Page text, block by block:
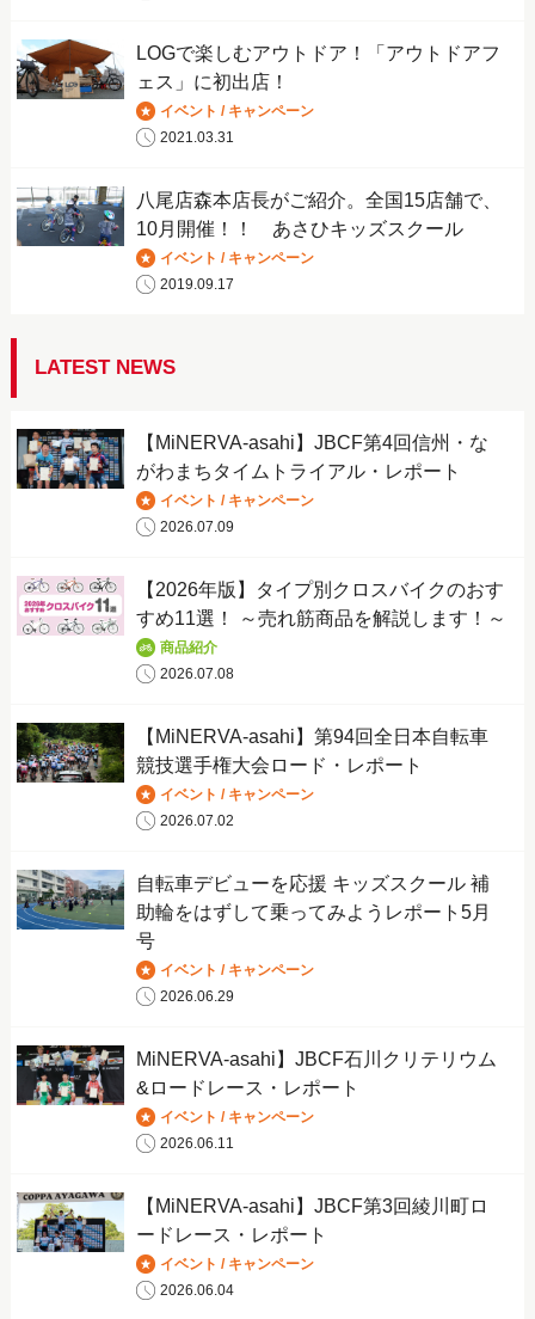
LOGで楽しむアウトドア！「アウトドアフ
ェス」に初出店！
イベント / キャンペーン
2021.03.31
八尾店森本店長がご紹介。全国15店舗で、
10月開催！！ あさひキッズスクール
イベント / キャンペーン
2019.09.17
LATEST NEWS
【MiNERVA-asahi】JBCF第4回信州・な
がわまちタイムトライアル・レポート
イベント / キャンペーン
2026.07.09
【2026年版】タイプ別クロスバイクのおす
すめ11選！ ～売れ筋商品を解説します！～
商品紹介
2026.07.08
【MiNERVA-asahi】第94回全日本自転車
競技選手権大会ロード・レポート
イベント / キャンペーン
2026.07.02
自転車デビューを応援 キッズスクール 補
助輪をはずして乗ってみようレポート5月
号
イベント / キャンペーン
2026.06.29
MiNERVA-asahi】JBCF石川クリテリウム
&ロードレース・レポート
イベント / キャンペーン
2026.06.11
【MiNERVA-asahi】JBCF第3回綾川町ロ
ードレース・レポート
イベント / キャンペーン
2026.06.04